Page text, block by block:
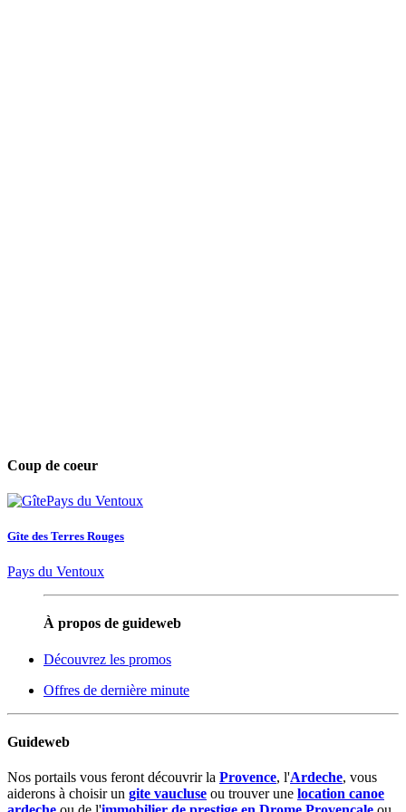
Coup de coeur
Gîte des Terres Rouges
Pays du Ventoux
À propos de guideweb
Découvrez les promos
Offres de dernière minute
Guideweb
Nos portails vous feront découvrir la Provence, l'Ardeche, vous
aiderons à choisir un gite vaucluse ou trouver une location canoe